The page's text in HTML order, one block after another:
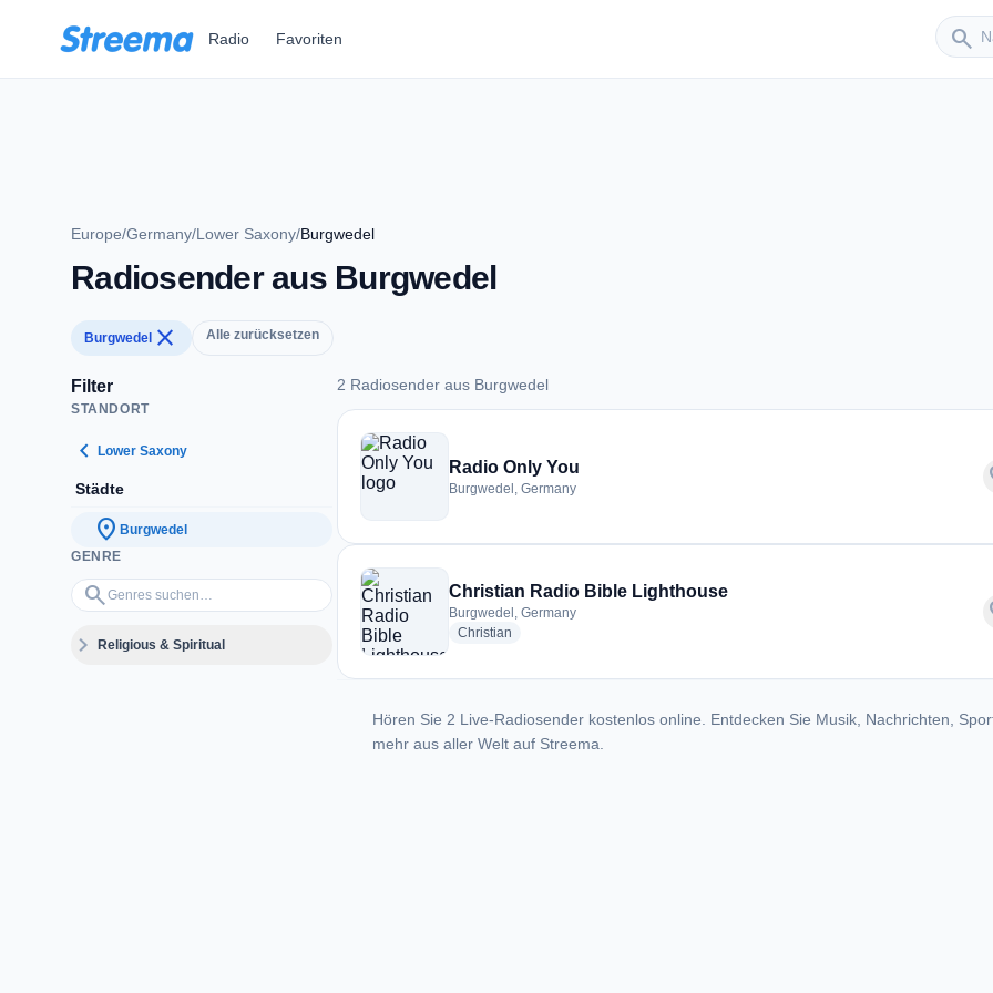
Radio Favoriten search
Sender
Europe/Germany/Lower Saxony/Burgwedel
Radiosender aus Burgwedel
Burgwedel close Alle zurücksetzen
Filter
STANDORT
chevron_left Lower Saxony
Städte
location_on Burgwedel
GENRE
search
Genres suchen…
expand_moreReligious & Spiritual
2 Radiosender aus Burgwedel
2 Radiosender aus Burgwedel
Radio Only You
Burgwedel, Germany
Christian Radio Bible Lighthouse
Burgwedel, Germany
Christian
Hören Sie 2 Live-Radiosender kostenlos online. Entdecken Sie Musik, Nachrichten,
mehr aus aller Welt auf Streema.